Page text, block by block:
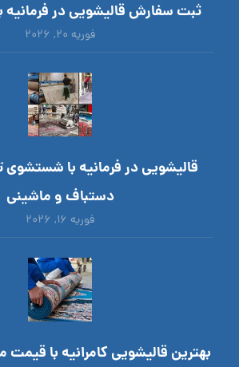
ثبت سفارش قالیشویی در فرمانیه
فوریه ۲۰, ۲۰۲۶
قالیشویی در فرمانیه با
دستباف و ماشینی
فوریه ۱۶, ۲۰۲۶
بهترین قالیشویی کامرانیه با